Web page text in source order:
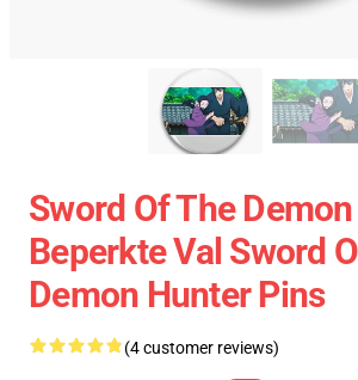
Sword Of The
Beperkte Val Sword
Demon Hunter Pins
(4 customer reviews)